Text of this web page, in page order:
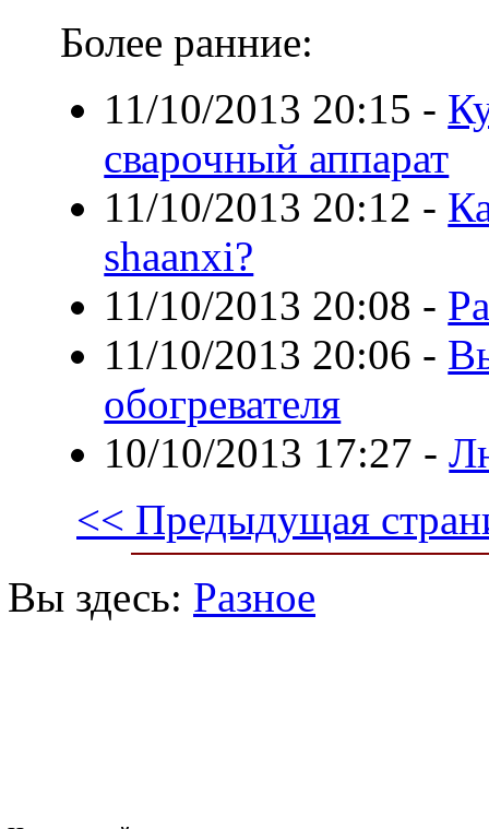
Более ранние:
11/10/2013 20:15 -
сварочный аппарат
11/10/2013 20:12 -
shaanxi?
11/10/2013 20:08 -
11/10/2013 20:06 -
обогревателя
10/10/2013 17:27 -
<< Предыдущая
Вы здесь: Разное